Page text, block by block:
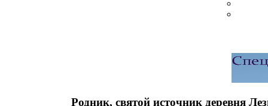
Родник, святой источник деревня